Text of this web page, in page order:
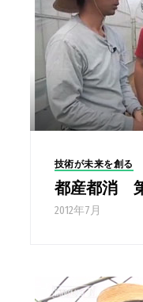
技術が未来を創る
都産都消
2012年7月